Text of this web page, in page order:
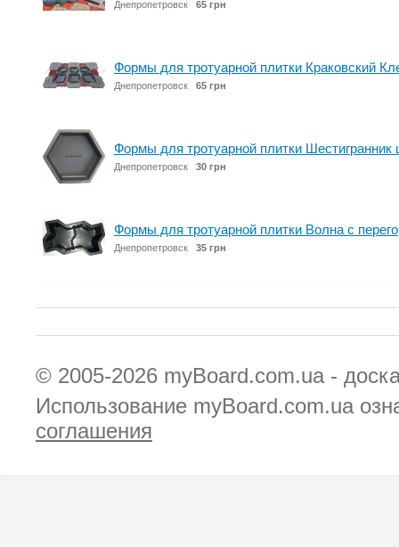
Днепропетровск 65 грн
Формы для тротуарной плитки Краковский
Днепропетровск 65 грн
Формы для тротуарной плитки Шестигранник
Днепропетровск 30 грн
Формы для тротуарной плитки Волна с
Днепропетровск 35 грн
© 2005-2026 myBoard.com.ua -
Использование myBoard.com.ua
соглашения